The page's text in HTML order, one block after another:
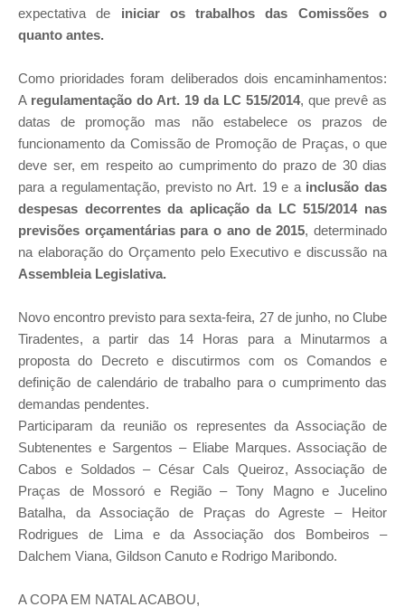
expectativa de iniciar os trabalhos das Comissões o
quanto antes.
Como prioridades foram deliberados dois encaminhamentos:
A regulamentação do Art. 19 da LC 515/2014, que prevê as
datas de promoção mas não estabelece os prazos de
funcionamento da Comissão de Promoção de Praças, o que
deve ser, em respeito ao cumprimento do prazo de 30 dias
para a regulamentação, previsto no Art. 19 e a inclusão das
despesas decorrentes da aplicação da LC 515/2014 nas
previsões orçamentárias para o ano de 2015, determinado
na elaboração do Orçamento pelo Executivo e discussão na
Assembleia Legislativa.
Novo encontro previsto para sexta-feira, 27 de junho, no Clube
Tiradentes, a partir das 14 Horas para a Minutarmos a
proposta do Decreto e discutirmos com os Comandos e
definição de calendário de trabalho para o cumprimento das
demandas pendentes.
Participaram da reunião os representes da Associação de
Subtenentes e Sargentos – Eliabe Marques. Associação de
Cabos e Soldados – César Cals Queiroz, Associação de
Praças de Mossoró e Região – Tony Magno e Jucelino
Batalha, da Associação de Praças do Agreste – Heitor
Rodrigues de Lima e da Associação dos Bombeiros –
Dalchem Viana, Gildson Canuto e Rodrigo Maribondo.
A COPA EM NATAL ACABOU,